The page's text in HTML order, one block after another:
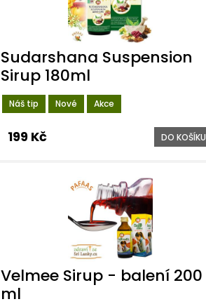
Náš tip Nové Akce
Sudarshana Suspension
Sirup 180ml
199 Kč DO KOŠÍKU
Velmee Sirup - balení 200
ml